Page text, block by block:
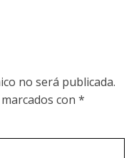
no será publicada.
con *